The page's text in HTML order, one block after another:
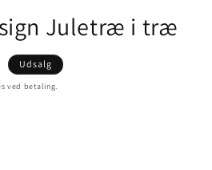
Juletræ i træ
Udsalg
ved betaling.